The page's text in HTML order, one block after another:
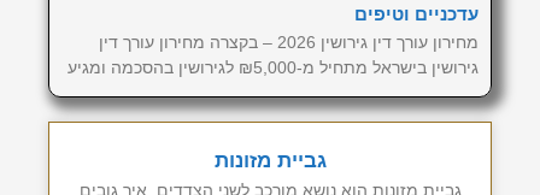
עדכניים וטיפים
מחירון עורך דין גירושין 2026 – בקצרה מחירון עורך דין
גירושין בישראל מתחיל מ-₪5,000 לגירושין בהסכמה ומגיע
גביית מזונות
גביית מזונות הוא נושא מורכב לשני הצדדים. איך גובים